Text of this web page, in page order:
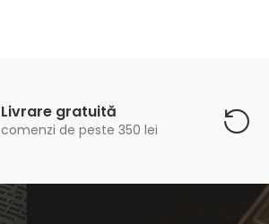
Livrare gratuită
comenzi de peste 350 lei